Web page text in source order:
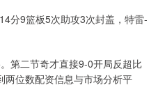
分9篮板5次助攻3次封盖，特雷-
第二节奇才直接9-0开局反超比
两位数配资信息与市场分析平